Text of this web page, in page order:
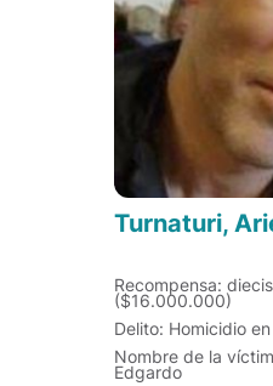
Turnaturi,
Recompensa:
($16.000.000)
Delito: Homicidio
Nombre de la
Edgardo